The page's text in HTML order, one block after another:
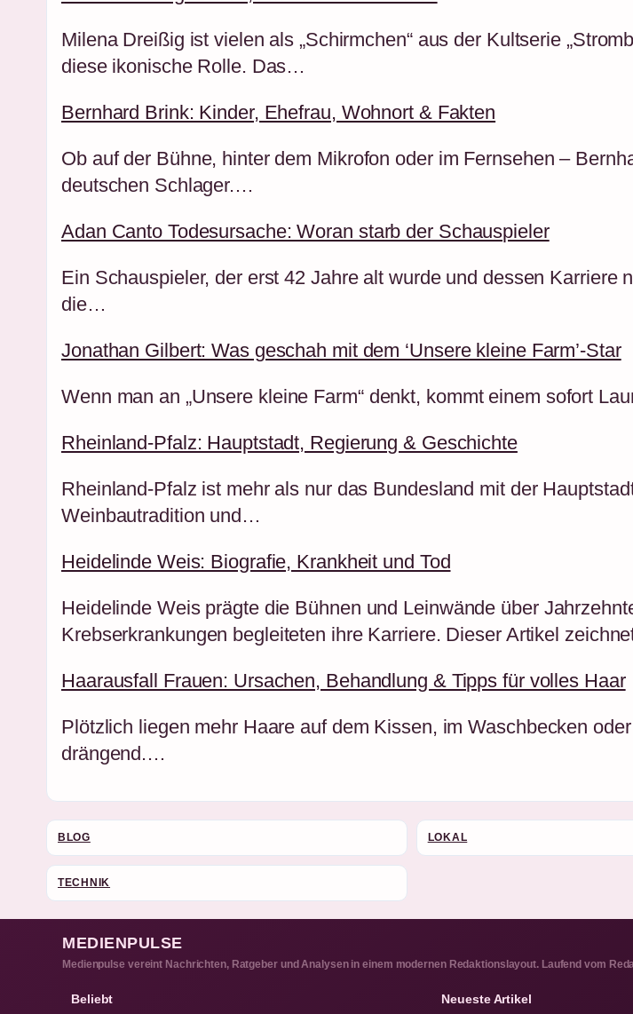
Milena Dreißig ist vielen als „Schirmchen“ aus der Kultserie
diese ikonische Rolle. Das…
Bernhard Brink: Kinder, Ehefrau, Wohnort & Fakten
Ob auf der Bühne, hinter dem Mikrofon oder im Fernsehen –
deutschen Schlager.…
Adan Canto Todesursache: Woran starb der Schauspieler
Ein Schauspieler, der erst 42 Jahre alt wurde und dessen
die…
Jonathan Gilbert: Was geschah mit dem ‘Unsere kleine Farm’-Star
Wenn man an „Unsere kleine Farm“ denkt, kommt einem sofort
Rheinland-Pfalz: Hauptstadt, Regierung & Geschichte
Rheinland-Pfalz ist mehr als nur das Bundesland mit der
Weinbautradition und…
Heidelinde Weis: Biografie, Krankheit und Tod
Heidelinde Weis prägte die Bühnen und Leinwände über
Krebserkrankungen begleiteten ihre Karriere. Dieser Artikel
Haarausfall Frauen: Ursachen, Behandlung & Tipps für volles Haar
Plötzlich liegen mehr Haare auf dem Kissen, im Waschbecken
drängend.…
BLOG LOKAL
TECHNIK
MEDIENPULSE
Medienpulse vereint Nachrichten, Ratgeber und Analysen in einem modernen Redaktionslayout. Laufend vom
Beliebt Neueste Artikel